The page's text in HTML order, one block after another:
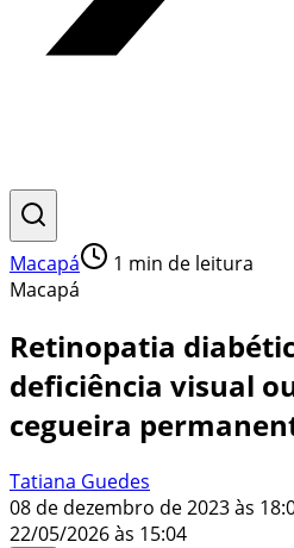
Macapá 1 min de leitura
Macapá
Retinopatia
deficiência visual
cegueira
Tatiana Guedes
08 de dezembro de 2023 às
22/05/2026 às 15:04